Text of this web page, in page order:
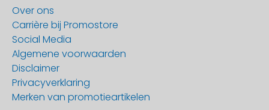
Over ons
Carrière bij Promostore
Social Media
Algemene voorwaarden
Disclaimer
Privacyverklaring
Merken van promotieartikelen